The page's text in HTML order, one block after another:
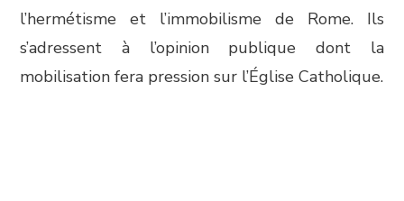
l’hermétisme et l’immobilisme de Rome. Ils
s’adressent à l’opinion publique dont la
mobilisation fera pression sur l’Église Catholique.